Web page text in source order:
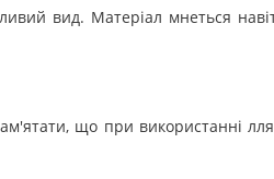
вид. Матеріал мнеться
що при використанні